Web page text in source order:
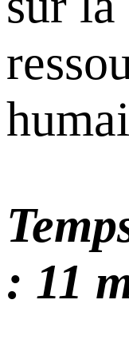
: 11